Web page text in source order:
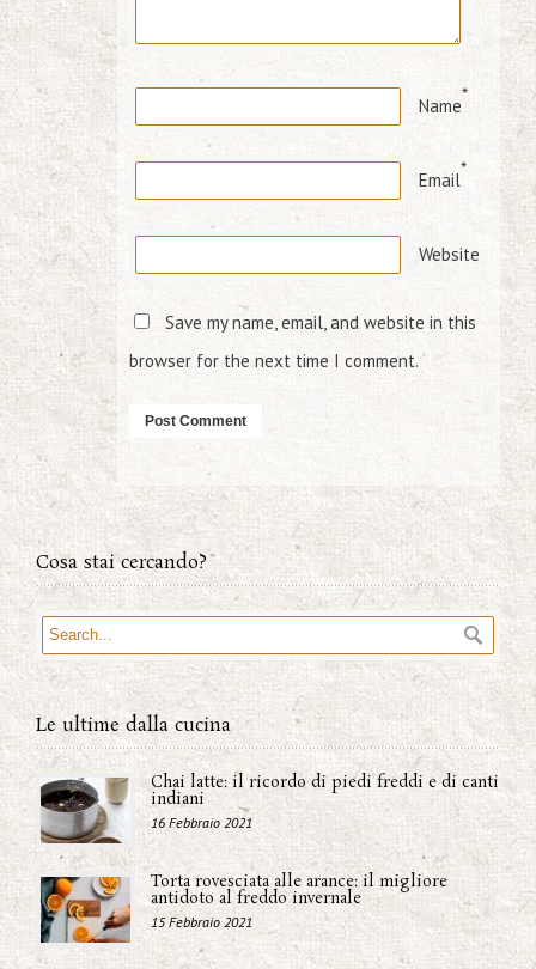
Name*
Email*
Website
Save my name, email, and website in this
browser for the next time I comment.
Cosa stai cercando?
Le ultime dalla cucina
Chai latte: il ricordo di piedi freddi e di canti
indiani
16 Febbraio 2021
Torta rovesciata alle arance: il migliore
antidoto al freddo invernale
15 Febbraio 2021